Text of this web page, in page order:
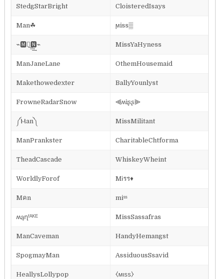
StedgStarBright CloisteredIsays
Man☘ ϻiss▒
⌁🅼🅰͢͢͢🅽⌁ MissYaHyness
ManJaneLane OthemHousemaid
Makethowedexter BallyYounlyst
FrowneRadarSnow ⫷ʍìʂʂ⫸
༼Ⲙan༽ MissMilitant
ManPrankster CharitableChtforma
TheadCascade WhiskeyWheint
WorldlyForof MᎥรร♦️
Mคn miˢˢ
ʍąղᶠᴬᴷᴱ MissSassafras
ManCaveman HandyHemangst
SpogmayMan AssiduousSsavid
HeallysLollypop ⧼мιѕѕ⧽